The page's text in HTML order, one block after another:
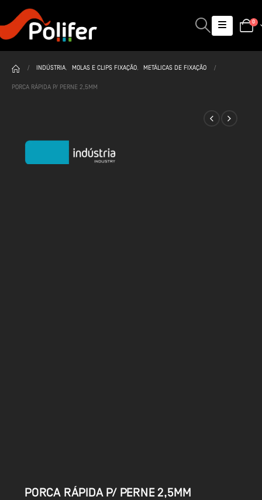
0
INDÚSTRIA, MOLAS E CLIPS FIXAÇÃO, METÁLICAS DE FIXAÇÃO
PORCA RÁPIDA P/ PERNE 2,5MM
PORCA RÁPIDA P/ PERNE 2,5MM